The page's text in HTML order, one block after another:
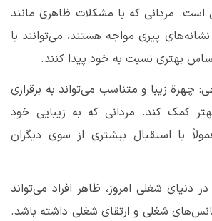
است. مردانی که با مشکلات ظاهری مانند
پیری مواجه هستند، می‌توانند با
بهتری نسبت به خود پیدا کنند.
چهرة زیبا و متناسب می‌تواند به برقراری
کمک کند. مردانی که به زیبایی خود
با استقبال بیشتری از سوی دیگران
دنیای شغلی امروز، ظاهر افراد می‌تواند
شغلی و ارتقای شغلی داشته باشد.